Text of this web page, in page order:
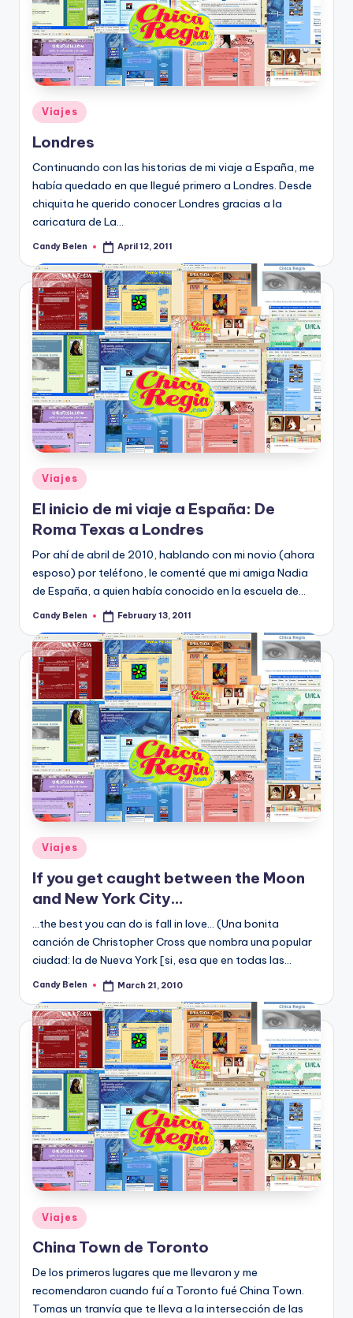
Posted
in
Viajes
Londres
Continuando con las historias de mi viaje a España, me
habí­a quedado en que llegué primero a Londres. Desde
chiquita he querido conocer Londres gracias a la
caricatura de La…
Posted
Candy Belen April 12, 2011
Posted
in
Viajes
El inicio de mi viaje a España: De
Roma Texas a Londres
Por ahí­ de abril de 2010, hablando con mi novio (ahora
esposo) por teléfono, le comenté que mi amiga Nadia
de España, a quien habí­a conocido en la escuela de…
Posted
Candy Belen February 13, 2011
Posted
in
Viajes
If you get caught between the Moon
and New York City…
...the best you can do is fall in love... (Una bonita
canción de Christopher Cross que nombra una popular
ciudad: la de Nueva York [si, esa que en todas las…
Posted
Candy Belen March 21, 2010
Posted
in
Viajes
China Town de Toronto
De los primeros lugares que me llevaron y me
recomendaron cuando fuí­ a Toronto fué China Town.
Tomas un tranví­a que te lleva a la intersección de las